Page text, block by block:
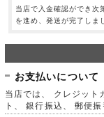
当店で入金確認ができ次
を進め、発送が完了しま
お支払いについて
当店では、 クレジット
ト、 銀行振込、 郵便